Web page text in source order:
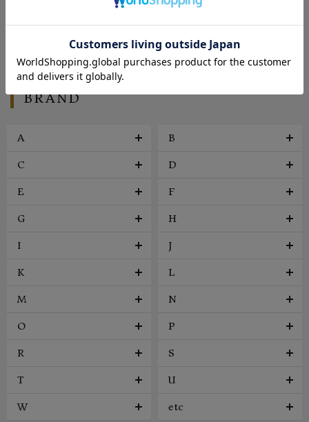
バッグ
ファッション雑貨 ヴィンテージ
BRAND
A B
C D
E F
G H
I J
K L
M N
O P
R S
T U
W etc